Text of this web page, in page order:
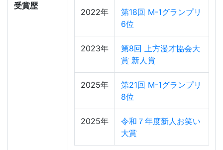
受賞歴
2022年
第18回 M-1グランプリ
6位
2023年
第8回 上方漫才協会大
賞 新人賞
2025年
第21回 M-1グランプリ
8位
2025年
令和７年度新人お笑い
大賞